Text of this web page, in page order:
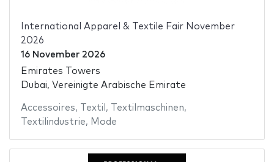
International Apparel & Textile Fair November
2026
16 November 2026
Emirates Towers
Dubai, Vereinigte Arabische Emirate
Accessoires, Textil , Textilmaschinen,
Textilindustrie, Mode